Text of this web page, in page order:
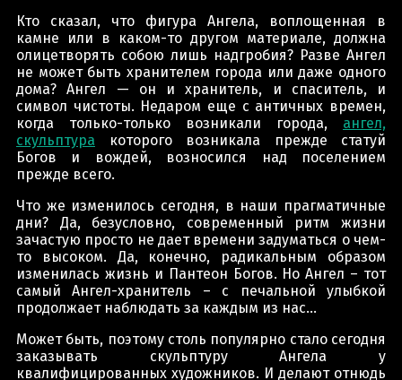
Кто сказал, что фигура Ангела, воплощенная в
камне или в каком-то другом материале, должна
олицетворять собою лишь надгробия? Разве Ангел
не может быть хранителем города или даже одного
дома? Ангел — он и хранитель, и спаситель, и
символ чистоты. Недаром еще с античных времен,
когда только-только возникали города, ангел,
скульптура которого возникала прежде статуй
Богов и вождей, возносился над поселением
прежде всего.
Что же изменилось сегодня, в наши прагматичные
дни? Да, безусловно, современный ритм жизни
зачастую просто не дает времени задуматься о чем-
то высоком. Да, конечно, радикальным образом
изменилась жизнь и Пантеон Богов. Но Ангел – тот
самый Ангел-хранитель – с печальной улыбкой
продолжает наблюдать за каждым из нас…
Может быть, поэтому столь популярно стало сегодня
заказывать скульптуру Ангела у
квалифицированных художников. И делают отнюдь